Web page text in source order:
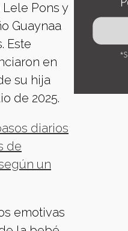
Pons y
Guaynaa
Este
en
su hija
de 2025.
diarios
de
un
emotivas